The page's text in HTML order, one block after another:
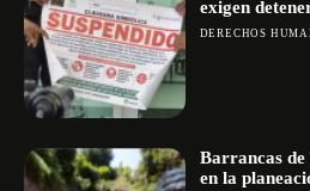
exigen
DERECHOS
Barrancas
en la